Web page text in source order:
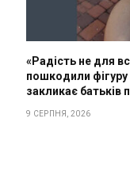
«Радість не для
пошкодили фігуру
закликає батьків
9 СЕРПНЯ, 2026